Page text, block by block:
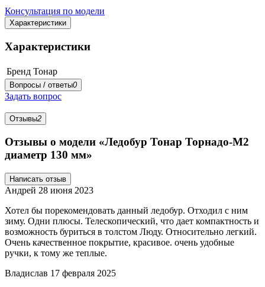
Консультация по модели
Характеристики
Характеристики
Бренд Тонар
Вопросы / ответы0
Задать вопрос
Отзывы2
Отзывы о модели «Ледобур Тонар Торнадо-М2
диаметр 130 мм»
Написать отзыв
Андрей 28 июня 2023
Хотел бы порекомендовать данный ледобур. Отходил с ним
зиму. Одни плюсы. Телескопический, что дает компактность и
возможность буриться в толстом Люду. Относительно легкий.
Очень качественное покрытие, красивое. очень удобные
ручки, к тому же теплые.
Владислав 17 февраля 2025